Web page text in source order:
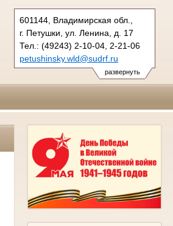
развернуть
601144, Владимирская обл.,
г. Петушки, ул. Ленина, д. 17
Тел.: (49243) 2-10-04, 2-21-06
petushinsky.wld@sudrf.ru